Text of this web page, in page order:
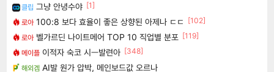
클립 그냥 안녕수야 [1]
로아 100:8 보다 효율이 좋은 상향된 아제나 ㄷㄷ
[102]
로아 벨가르딘 나이트메어 TOP 10 직업별 분포 [119]
메이플 이적자 숙코 시ㅡ발련아 [348]
해외겜 AI발 원가 압박, 메인보드값 오르나